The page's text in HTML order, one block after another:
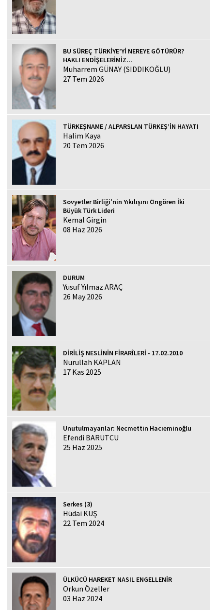
BU SÜREÇ TÜRKİYE’Yİ NEREYE GÖTÜRÜR?
HAKLI ENDİŞELERİMİZ...
Muharrem GÜNAY (SIDDIKOĞLU)
27 Tem 2026
TÜRKEŞNAME / ALPARSLAN TÜRKEŞ’İN HAYATI
Halim Kaya
20 Tem 2026
Sovyetler Birliği'nin Yıkılışını Öngören İki
Büyük Türk Lideri
Kemal Girgin
08 Haz 2026
DURUM
Yusuf Yılmaz ARAÇ
26 May 2026
DİRİLİŞ NESLİNİN FİRARÎLERİ - 17.02.2010
Nurullah KAPLAN
17 Kas 2025
Unutulmayanlar: Necmettin Hacıeminoğlu
Efendi BARUTCU
25 Haz 2025
Serkes (3)
Hüdai KUŞ
22 Tem 2024
ÜLKÜCÜ HAREKET NASIL ENGELLENİR
Orkun Özeller
03 Haz 2024